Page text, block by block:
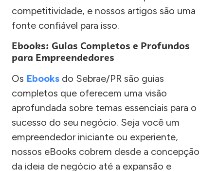
competitividade, e nossos artigos são uma
fonte confiável para isso.
Ebooks: Guias Completos e Profundos
para Empreendedores
Os Ebooks do Sebrae/PR são guias
completos que oferecem uma visão
aprofundada sobre temas essenciais para o
sucesso do seu negócio. Seja você um
empreendedor iniciante ou experiente,
nossos eBooks cobrem desde a concepção
da ideia de negócio até a expansão e